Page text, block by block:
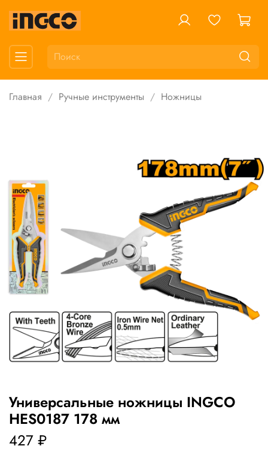
Главная Ручные инструменты Ножницы
Универсальные ножницы INGCO
HES0187 178 мм
427 ₽